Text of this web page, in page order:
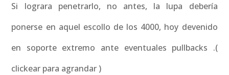
Si lograra penetrarlo, no antes, la lupa debería
ponerse en aquel escollo de los 4000, hoy devenido
en soporte extremo ante eventuales pullbacks .(
clickear para agrandar )